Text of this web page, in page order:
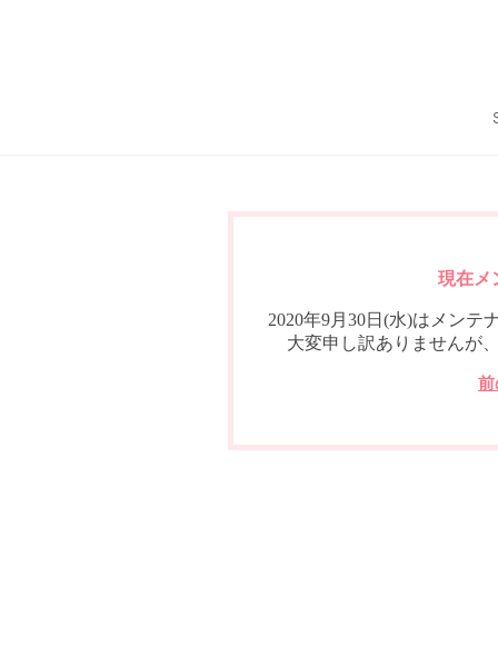
現在メ
2020年9月30日(水)はメンテ
大変申し訳ありませんが
前